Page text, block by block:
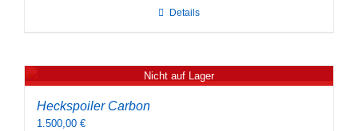
Details
Nicht auf Lager
Heckspoiler Carbon
1.500,00 €